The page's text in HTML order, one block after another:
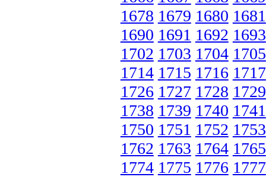
1678 1679 1680 1681
1690 1691 1692 1693
1702 1703 1704 1705
1714 1715 1716 1717
1726 1727 1728 1729
1738 1739 1740 1741
1750 1751 1752 1753
1762 1763 1764 1765
1774 1775 1776 1777